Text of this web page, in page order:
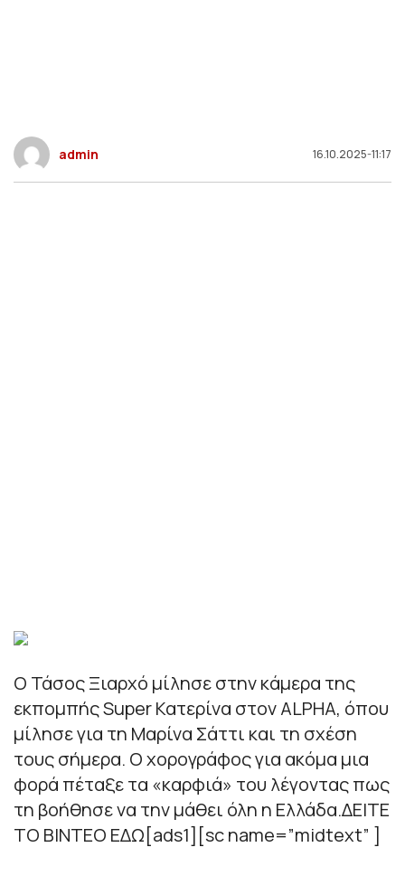
admin 16.10.2025-11:17
Ο Τάσος Ξιαρχό μίλησε στην κάμερα της
εκπομπής Super Κατερίνα στον ALPHA, όπου
μίλησε για τη Μαρίνα Σάττι και τη σχέση
τους σήμερα. Ο χορογράφος για ακόμα μια
φορά πέταξε τα «καρφιά» του λέγοντας πως
τη βοήθησε να την μάθει όλη η Ελλάδα.ΔΕΙΤΕ
ΤΟ ΒΙΝΤΕΟ ΕΔΩ[ads1][sc name=”midtext” ]